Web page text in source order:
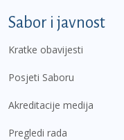
Sabor i javnost
Kratke obavijesti
Posjeti Saboru
Akreditacije medija
Pregledi rada